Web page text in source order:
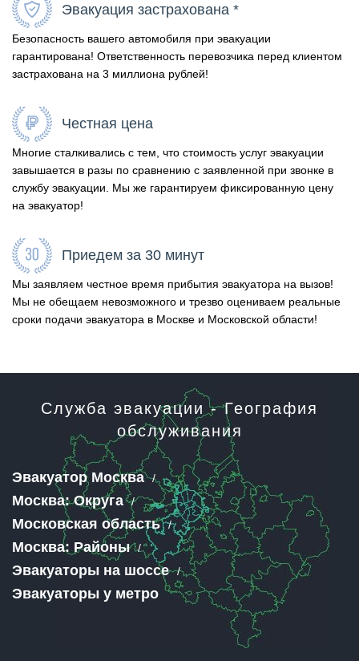
Эвакуация застрахована *
Безопасность вашего автомобиля при эвакуации
гарантирована! Ответственность перевозчика перед клиентом
застрахована на 3 миллиона рублей!
Честная цена
Многие сталкивались с тем, что стоимость услуг эвакуации
завышается в разы по сравнению с заявленной при звонке в
службу эвакуации. Мы же гарантируем фиксированную цену
на эвакуатор!
Приедем за 30 минут
Мы заявляем честное время прибытия эвакуатора на вызов!
Мы не обещаем невозможного и трезво оцениваем реальные
сроки подачи эвакуатора в Москве и Московской области!
Служба эвакуации - География
обслуживания
Эвакуатор Москва
Москва: Округа
Московская область
Москва: Районы
Эвакуаторы на шоссе
Эвакуаторы у метро